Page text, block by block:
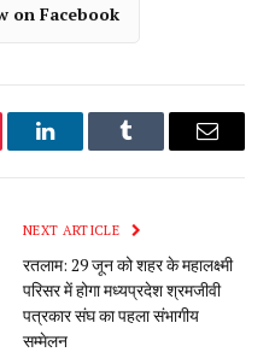
on Facebook
LinkedInTumblr Email
NEXT ARTICLE
रतलाम: 29 जून को शहर के महालक्ष्मी
परिसर में होगा मध्यप्रदेश श्रमजीवी
पत्रकार संघ का पहला संभागीय
सम्मेलन